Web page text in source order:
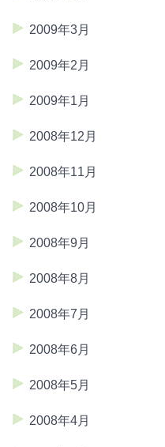
2009年3月
2009年2月
2009年1月
2008年12月
2008年11月
2008年10月
2008年9月
2008年8月
2008年7月
2008年6月
2008年5月
2008年4月